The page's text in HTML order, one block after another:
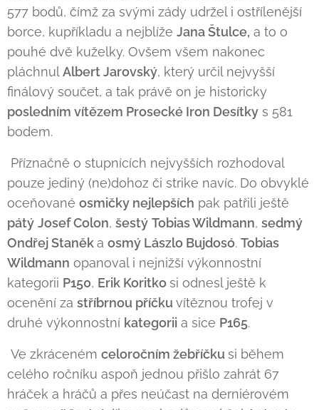
577 bodů, čímž za svými zády udržel i ostřílenější
borce, kupříkladu a nejblíže Jana Štulce, a to o
pouhé dvě kuželky. Ovšem všem nakonec
pláchnulAlbert Jarovský, který určil nejvyšší
finálový součet, a tak právě on je historicky
posledním vítězem Prosecké Iron Desítky s 581
bodem.
Příznačně o stupnících nejvyšších rozhodoval
pouze jediný (ne)dohoz či strike navíc. Do obvyklé
oceňované osmičky nejlepších pak patřili ještě
pátý Josef Colon, šestý Tobias Wildmann, sedmý
Ondřej Staněka osmý Lászlo Bujdosó. Tobias
Wildmann opanoval i nejnižší výkonnostní
kategorii P150, Erik Koritkosi odnesl ještě k
ocenění za stříbrnou příčku vítěznou trofej v
druhé výkonnostní kategorii a sice P165.
Ve zkráceném celoročním žebříčku si během
celého ročníku aspoň jednou přišlo zahrát 67
hráček a hráčů a přes neúčast na derniérovém